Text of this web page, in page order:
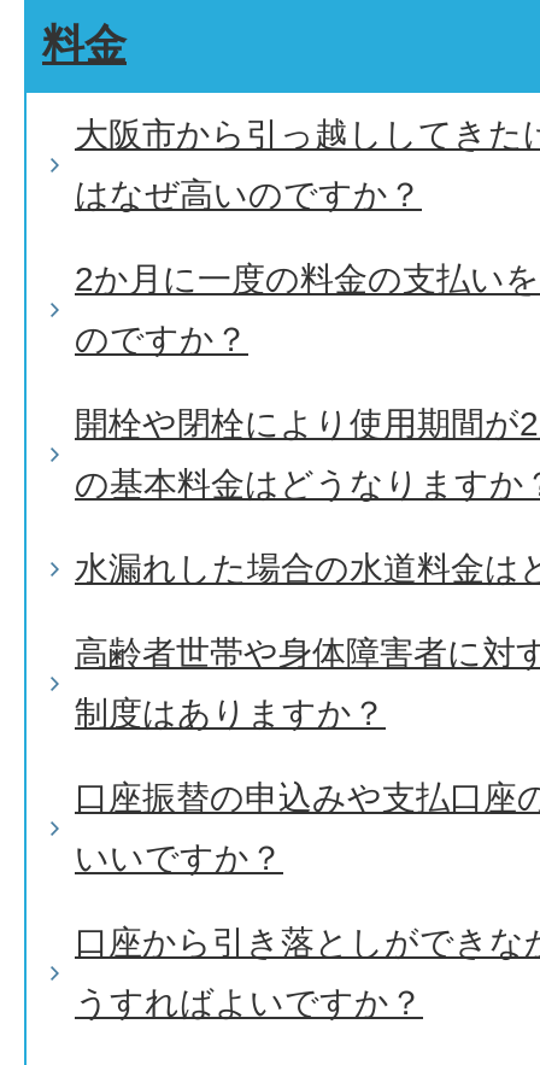
料金
大阪市から引っ越ししてきた
はなぜ高いのですか？
2か月に一度の料金の支払い
のですか？
開栓や閉栓により使用期間が
の基本料金はどうなりますか
水漏れした場合の水道料金は
高齢者世帯や身体障害者に対
制度はありますか？
口座振替の申込みや支払口座
いいですか？
口座から引き落としができ
うすればよいですか？